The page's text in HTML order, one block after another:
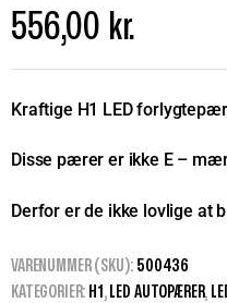
556,00 kr.
Kraftige H1 LED
Disse pærer er ikke E –
Derfor er de ikke lovlige at
VARENUMMER (SKU): 500436
KATEGORIER: H1 , LED AUTOPÆRER,